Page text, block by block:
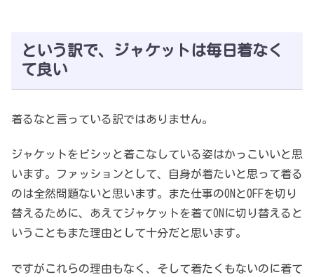
という訳で、ジャケットは毎日着なく
て良い
着るなと言っている訳ではありません。
ジャケットをビシッと着こなしている姿はかっこいいと思
います。ファッションとして、自身が着たいと思って着る
のは全然問題ないと思います。また仕事のONとOFFを切り
替えるために、あえてジャケットを着てONに切り替えると
いうこともまた理由として十分だと思います。
ですがこれらの理由もなく、そして着たくもないのに着て